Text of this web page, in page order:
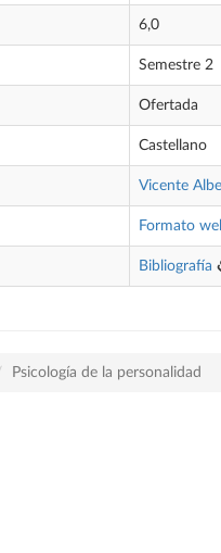
6,0
Semestre 2
Ofertada
Castellano
Vicente
Formato
Bibliografía
Psicología de la personalidad